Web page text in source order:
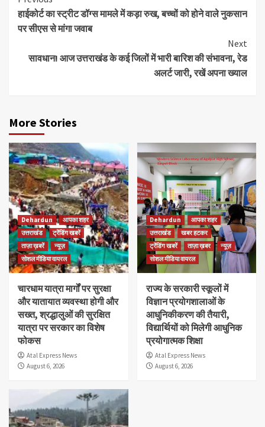
Reading
हाईकोर्ट का स्ट्रीट डॉग्स मामले में कड़ा रुख, बच्चों को होने वाले नुकसान
पर सीएस से मांगा जवाब
Next
सावधान! आज उत्तराखंड के कई जिलों में भारी बारिश की संभावना, रेड
अलर्ट जारी, रखें अपना ख्याल
More Stories
Dehardun
आपका शहर
उत्तराखंड
ट्रेंडिंग खबरें
ताज़ा ख़बरें
न्यूज़
सोशल मीडिया वायरल
चारधाम यात्रा मार्गों पर सुरक्षा
और यातायात व्यवस्था होगी और
सख्त, श्रद्धालुओं की सुरक्षित
यात्रा पर सरकार का विशेष
फोकस
Atal Express News
August 6, 2026
Dehardun
आपका शहर
उत्तराखंड
खबर हटकर
ट्रेंडिंग खबरें
ताज़ा ख़बर
न्यूज़
सोशल मीडिया वायरल
राज्य के सरकारी स्कूलों में
विज्ञान प्रयोगशालाओं के
आधुनिकीकरण की तैयारी,
विद्यार्थियों को मिलेगी आधुनिक
प्रयोगात्मक शिक्षा
Atal Express News
August 6, 2026